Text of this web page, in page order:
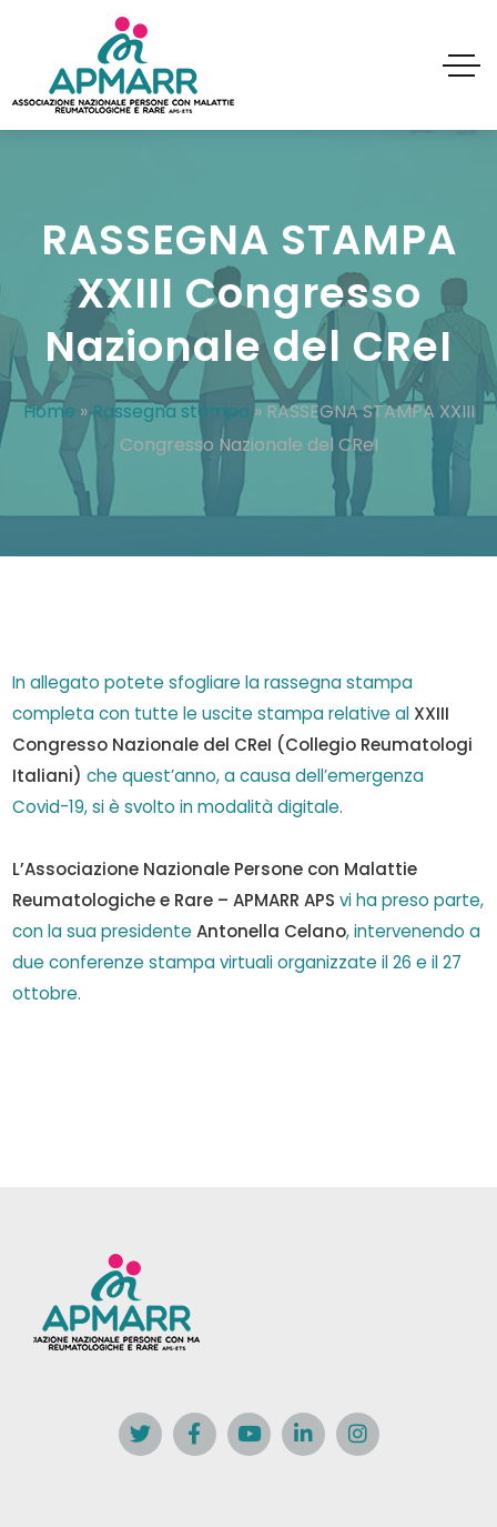
RASSEGNA STAMPA
XXIII Congresso
Nazionale del CReI
Home »Rassegna stampa»RASSEGNA STAMPA XXIII
Congresso Nazionale del CReI
In allegato potete sfogliare la rassegna stampa
completa con tutte le uscite stampa relative al XXIII
Congresso Nazionale del CReI (Collegio Reumatologi
Italiani) che quest’anno, a causa dell’emergenza
Covid-19, si è svolto in modalità digitale.
L’Associazione Nazionale Persone con Malattie
Reumatologiche e Rare – APMARR APS vi ha preso parte,
con la sua presidenteAntonella Celano, intervenendo a
due conferenze stampa virtuali organizzate il 26 e il 27
ottobre.